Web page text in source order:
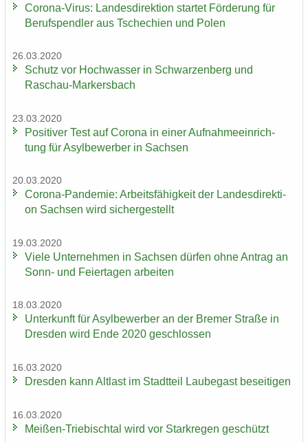
Corona-​Virus: Lan­des­di­rek­ti­on star­tet För­de­rung für
Be­rufs­pend­ler aus Tsche­chi­en und Polen
26.03.2020
Schutz vor Hoch­was­ser in Schwar­zen­berg und
Raschau-​Markersbach
23.03.2020
Po­si­ti­ver Test auf Co­ro­na in einer Auf­nah­me­ein­rich­
tung für Asyl­be­wer­ber in Sach­sen
20.03.2020
Corona-​Pandemie: Ar­beits­fä­hig­keit der Lan­des­di­rek­ti­
on Sach­sen wird si­cher­ge­stellt
19.03.2020
Viele Un­ter­neh­men in Sach­sen dür­fen ohne An­trag an
Sonn- und Fei­er­ta­gen ar­bei­ten
18.03.2020
Un­ter­kunft für Asyl­be­wer­ber an der Bre­mer Stra­ße in
Dres­den wird Ende 2020 ge­schlos­sen
16.03.2020
Dres­den kann Alt­last im Stadt­teil Lau­be­gast be­sei­ti­gen
16.03.2020
Meißen-​Triebischtal wird vor Stark­re­gen ge­schützt